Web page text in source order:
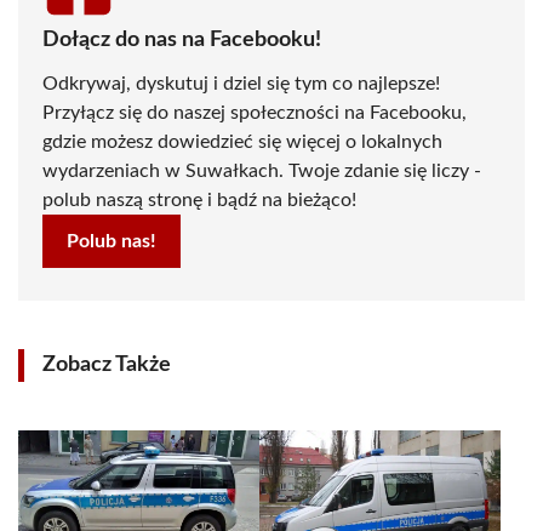
Dołącz do nas na Facebooku!
Odkrywaj, dyskutuj i dziel się tym co najlepsze!
Przyłącz się do naszej społeczności na Facebooku,
gdzie możesz dowiedzieć się więcej o lokalnych
wydarzeniach w Suwałkach. Twoje zdanie się liczy -
polub naszą stronę i bądź na bieżąco!
Polub nas!
Zobacz Także